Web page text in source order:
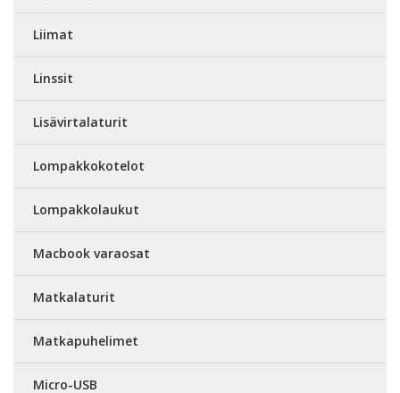
Liimat
Linssit
Lisävirtalaturit
Lompakkokotelot
Lompakkolaukut
Macbook varaosat
Matkalaturit
Matkapuhelimet
Micro-USB